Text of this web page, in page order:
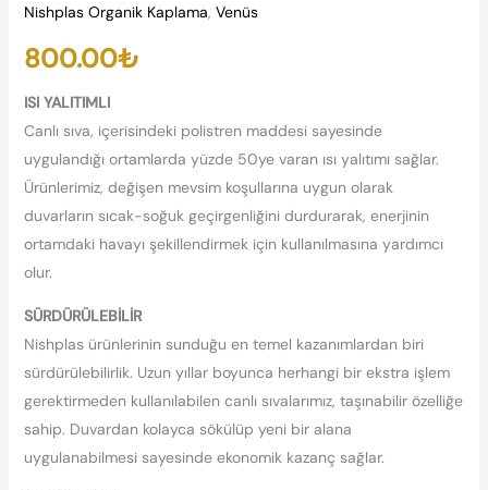
Nishplas Organik Kaplama, Venüs
800.00₺
ISI YALITIMLI
Canlı sıva, içerisindeki polistren maddesi sayesinde
uygulandığı ortamlarda yüzde 50ye varan ısı yalıtımı sağlar.
Ürünlerimiz, değişen mevsim koşullarına uygun olarak
duvarların sıcak-soğuk geçirgenliğini durdurarak, enerjinin
ortamdaki havayı şekillendirmek için kullanılmasına yardımcı
olur.
SÜRDÜRÜLEBİLİR
Nishplas ürünlerinin sunduğu en temel kazanımlardan biri
sürdürülebilirlik. Uzun yıllar boyunca herhangi bir ekstra işlem
gerektirmeden kullanılabilen canlı sıvalarımız, taşınabilir özelliğe
sahip. Duvardan kolayca sökülüp yeni bir alana
uygulanabilmesi sayesinde ekonomik kazanç sağlar.